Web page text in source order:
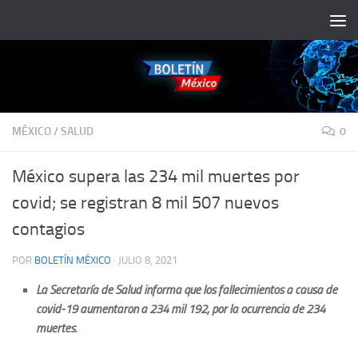
MÉXICO/SALUD 0
México supera las 234 mil muertes por
covid; se registran 8 mil 507 nuevos
contagios
POR BOLETÍN MÉXICO · JULIO 8, 2021
La Secretaría de Salud informa que los fallecimientos a causa de
covid-19 aumentaron a 234 mil 192, por la ocurrencia de 234
muertes.